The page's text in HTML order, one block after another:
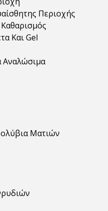
Περιοχής
Και Gel
Αναλώσιμα
Ματιών